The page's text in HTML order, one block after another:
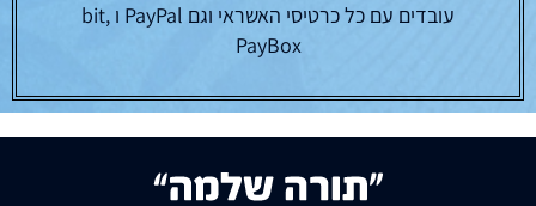
עובדים עם כל כרטיסי האשראי וגם PayPal ו bit,
PayBox